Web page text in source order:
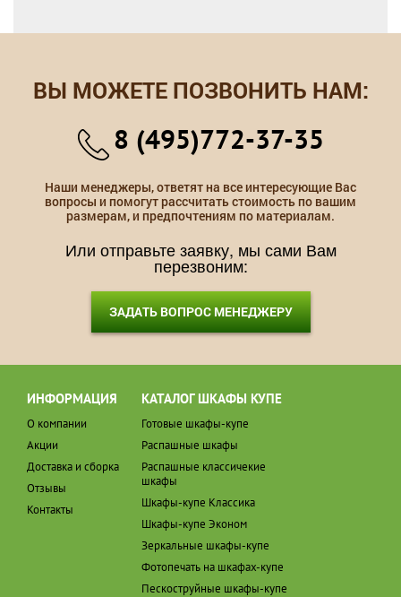
ВЫ МОЖЕТЕ ПОЗВОНИТЬ НАМ:
8 (495)772-37-35
Наши менеджеры, ответят на все интересующие Вас
вопросы и помогут рассчитать стоимость по вашим
размерам, и предпочтениям по материалам.
Или отправьте заявку, мы сами Вам
перезвоним:
ЗАДАТЬ ВОПРОС МЕНЕДЖЕРУ
ИНФОРМАЦИЯ
О компании
Акции
Доставка и сборка
Отзывы
Контакты
КАТАЛОГ ШКАФЫ КУПЕ
Готовые шкафы-купе
Распашные шкафы
Распашные классичекие
шкафы
Шкафы-купе Классика
Шкафы-купе Эконом
Зеркальные шкафы-купе
Фотопечать на шкафах-купе
Пескоструйные шкафы-купе